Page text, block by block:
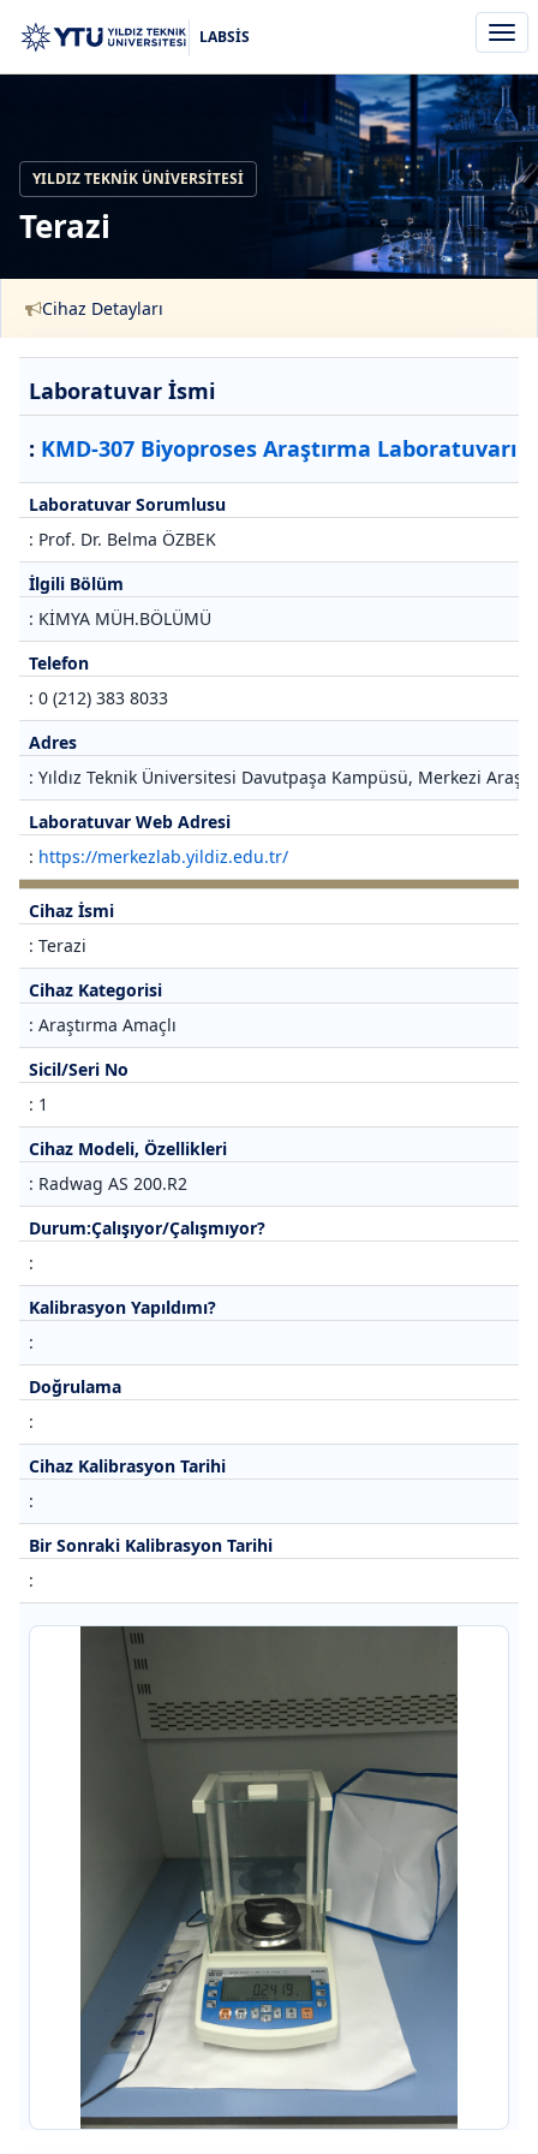
aç/
LABSİS
YILDIZ TEKNIK ÜNIVERSITESI
Terazi
Cihaz Detayları
Laboratuvar İsmi
: KMD-307 Biyoproses Araştırma Laboratuvarı
Laboratuvar Sorumlusu
: Prof. Dr. Belma ÖZBEK
İlgili Bölüm
: KİMYA MÜH.BÖLÜMÜ
Telefon
: 0 (212) 383 8033
Adres
: Yıldız Teknik Üniversitesi Davutpaşa Kampüsü, Merkezi
Laboratuvar Web Adresi
: https://merkezlab.yildiz.edu.tr/
Cihaz İsmi
: Terazi
Cihaz Kategorisi
: Araştırma Amaçlı
Sicil/Seri No
: 1
Cihaz Modeli, Özellikleri
: Radwag AS 200.R2
Durum:Çalışıyor/Çalışmıyor?
:
Kalibrasyon Yapıldımı?
:
Doğrulama
:
Cihaz Kalibrasyon Tarihi
:
Bir Sonraki Kalibrasyon Tarihi
: